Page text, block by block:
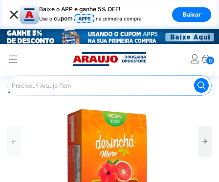
× Baixe o APP e ganhe 5% OFF!
Use o cupom APP5 na primeira compra
Baixar
0
Araujo Nutrição Saudável Suplementos Esportivos